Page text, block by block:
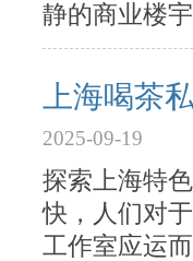
静的商业楼
上海喝茶
2025-09-19
探索上海特
快，人们对
工作室应运